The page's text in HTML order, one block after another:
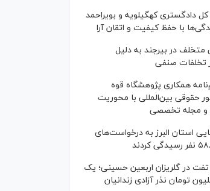
دادگستری کهگیلویه و بویراحمد
با حفظ کیفیت و اتقان آرا
متخلف در بیرجند به دلیل
تخلفات صنفی
همکاری پژوهشگاه قوه
حقوقی بین‌المللی با محوریت
و مجله تخصصی
استان البرز به درخواست‌های
در گلریزان اربعین حسینی؛ یک
و ۵۰۰ میلیون تومان نذر آزادی زندانیان